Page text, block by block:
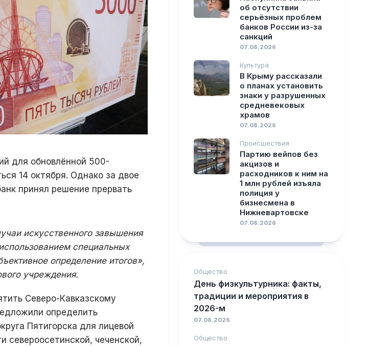
для обновлённой 500-
14 октября. Однако за двое
принял решение прервать
искусственного завышения
специальных
определение итогов»,
учреждения.
Северо-Кавказскому
определить
Пятигорска для лицевой
североосетинской, чеченской,
об отсутствии
серьёзных проблем
банков России из-за
санкций
07.08.2026
Культура
В Крыму рассказали
о планах установить
знаки у разрушенных
средневековых
храмов
07.08.2026
Происшествия
Партию вейпов без
акцизов и
расходников к ним на
1 млн рублей изъяла
полиция у
бизнесмена в
Нижневартовске
07.08.2026
Общество
День физкультурника: факты,
традиции и мероприятия в
2026-м
07.08.2026
Общество